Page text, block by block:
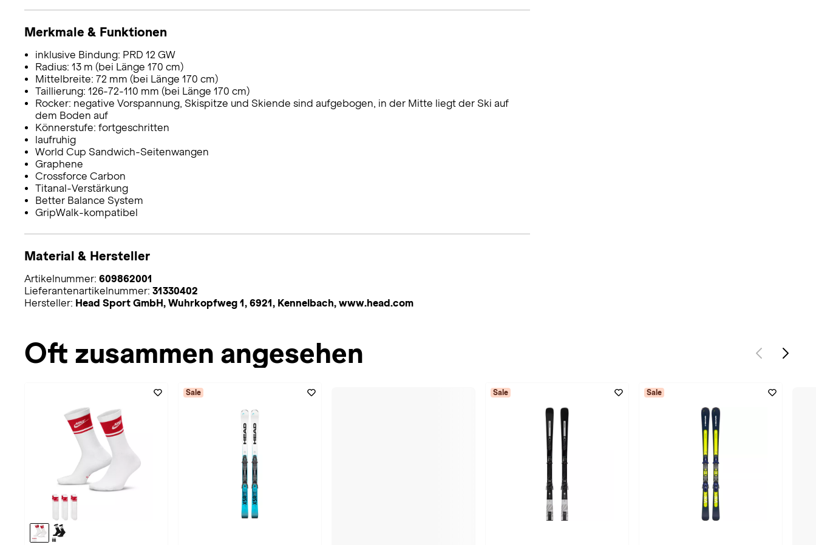
Merkmale & Funktionen
inklusive Bindung: PRD 12 GW
Radius: 13 m (bei Länge 170 cm)
Mittelbreite: 72 mm (bei Länge 170 cm)
Taillierung: 126-72-110 mm (bei Länge 170 cm)
Rocker: negative Vorspannung, Skispitze und Skiende sind aufgebogen, in der Mitte liegt der Ski auf
dem Boden auf
Könnerstufe: fortgeschritten
laufruhig
World Cup Sandwich-Seitenwangen
Graphene
Crossforce Carbon
Titanal-Verstärkung
Better Balance System
GripWalk-kompatibel
Material & Hersteller
Artikelnummer: 609862001
Lieferantenartikelnummer: 31330402
Hersteller: Head Sport GmbH, Wuhrkopfweg 1, 6921, Kennelbach, www.head.com
Oft zusammen angesehen
Sale Sale Sale